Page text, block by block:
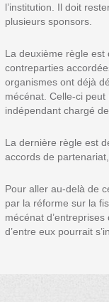
l’institution. Il doit
plusieurs sponsors.
La deuxième règle est
contreparties
organismes ont déjà
mécénat. Celle-ci peut
indépendant chargé
La dernière règle est
accords de
Pour aller au-delà de
par la réforme sur la
mécénat
d’entre eux pourrait